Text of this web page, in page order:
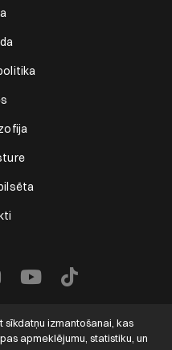
izmantošanai, kas
apmeklējumu, statistiku, un